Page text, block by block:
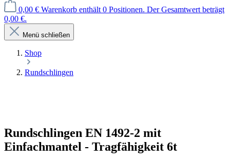
0,00 € Warenkorb enthält 0 Positionen. Der Gesamtwert beträgt
0,00 €.
Menü schließen
Shop
Rundschlingen
Rundschlingen EN 1492-2 mit
Einfachmantel - Tragfähigkeit 6t